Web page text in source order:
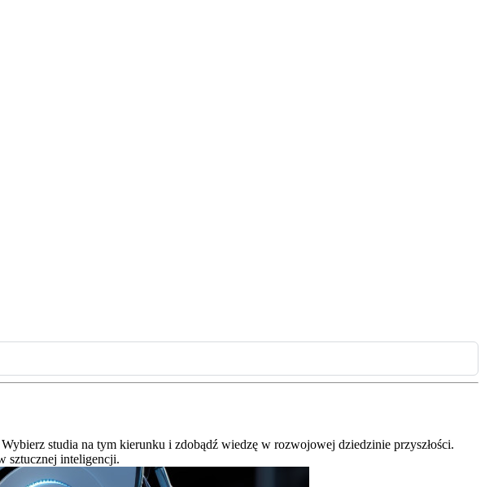
studia na tym kierunku i zdobądź wiedzę w rozwojowej dziedzinie przyszłości.
sztucznej inteligencji.